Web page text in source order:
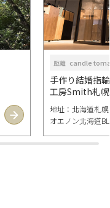
距離 candle
手作り結婚指
工房Smith札幌
地址：北海道札
オエノン北海道